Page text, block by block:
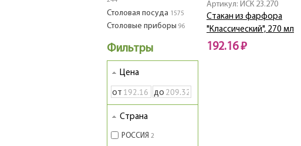
Столовая посуда 1575
Столовые приборы 96
Фильтры
Цена
от до
Страна
РОССИЯ 2
Артикул: ИСК 23.270
Стакан из фарфора
"Классический", 270 мл
192.16 ₽